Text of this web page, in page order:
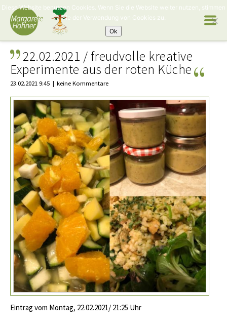
22.02.2021 / freudvolle kreative
Experimente aus der roten Küche
23.02.2021 9:45 keine Kommentare
Eintrag vom Montag, 22.02.2021/ 21:25 Uhr
Diese Website benutzen Cookies. Wenn Sie die Website weiter nutzen, stimmen
Sie der Verwendung von Cookies zu.
Ok